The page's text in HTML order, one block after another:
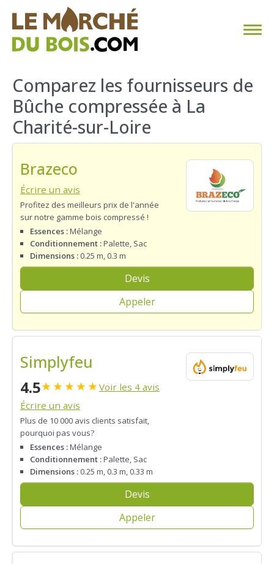
CHAUFFAGE AU BOIS
FAQ
CALCULER SA CONSOMMATION
TROUVER SON FOURNISSEUR
BLOG
ESPACE PRO
Comparez les fournisseurs de
Bûche compressée à La
Charité-sur-Loire
Brazeco
Écrire un avis
Profitez des meilleurs prix de l'année
sur notre gamme bois compressé !
Essences :Mélange
Conditionnement :Palette, Sac
Dimensions : 0.25 m, 0.3 m
Devis
Appeler
Simplyfeu
4.5★★★★★Voir les 4 avis
Écrire un avis
Plus de 10 000 avis clients satisfait,
pourquoi pas vous?
Essences :Mélange
Conditionnement :Palette, Sac
Dimensions : 0.25 m, 0.3 m, 0.33 m
Devis
Appeler